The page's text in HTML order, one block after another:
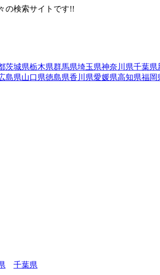
の検索サイトです!!
茨城県栃木県群馬県埼玉県神奈川県千葉県
島県山口県徳島県香川県愛媛県高知県福岡
千葉県